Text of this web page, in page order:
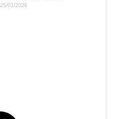
25/01/2026